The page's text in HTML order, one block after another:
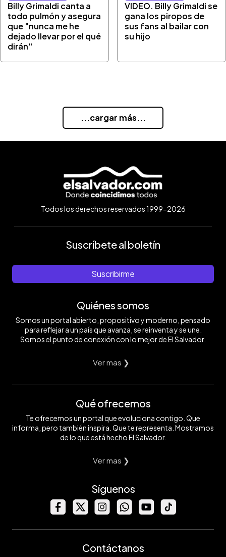
Billy Grimaldi canta a
todo pulmón y asegura
que "nunca me he
dejado llevar por el qué
dirán"
VIDEO. Billy Grimaldi se
gana los piropos de
sus fans al bailar con
su hijo
...cargar más...
Todos los derechos reservados 1999-2026
Suscríbete al boletín
Suscribirme
Quiénes somos
Somos un portal abierto, propositivo y moderno, pensado
para reflejar a un país que avanza, se reinventa y se une.
Somos el punto de conexión con lo mejor de El Salvador.
Ver mas ❯
Qué ofrecemos
Te ofrecemos un portal que evoluciona contigo. Que
informa, pero también inspira. Que te representa. Mostramos
de lo que está hecho El Salvador.
Ver mas ❯
Síguenos
Contáctanos